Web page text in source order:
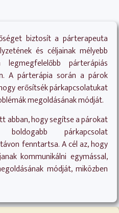
biztosít a párterapeuta
és céljainak mélyebb
párterápiás
A párterápia során a párok
erősítsék párkapcsolatukat
megoldásának módját.
abban, hogy segítse a párokat
boldogabb párkapcsolat
fenntartsa. A cél az, hogy
kommunikálni egymással,
módját, miközben